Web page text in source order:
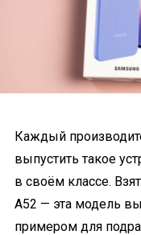
Каждый
выпустить такое
в своём классе.
A52 — эта модель
примером для